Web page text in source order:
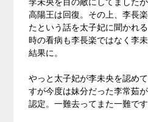
高陽王は回復。その上、李長
たという話を太子妃に聞かれ
時の看病も李長楽ではなく李
結果に。
やっと太子妃が李未央を認め
すが今度は妹分だった李常茹
認定。一難去ってまた一難です